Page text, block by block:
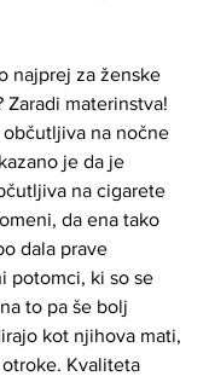
najprej za ženske
materinstva!
na nočne
je da je
na cigarete
da ena tako
dala prave
potomci, ki so se
to pa še bolj
kot njihova mati,
Kvaliteta